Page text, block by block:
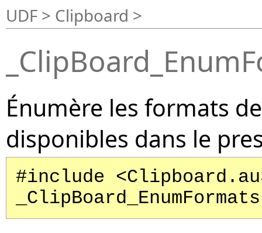
UDF > Clipboard >
Énumère les formats
disponibles dans le
#include